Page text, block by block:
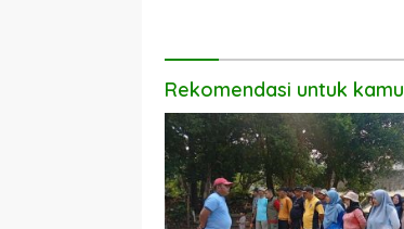
Rekomendasi untuk kamu